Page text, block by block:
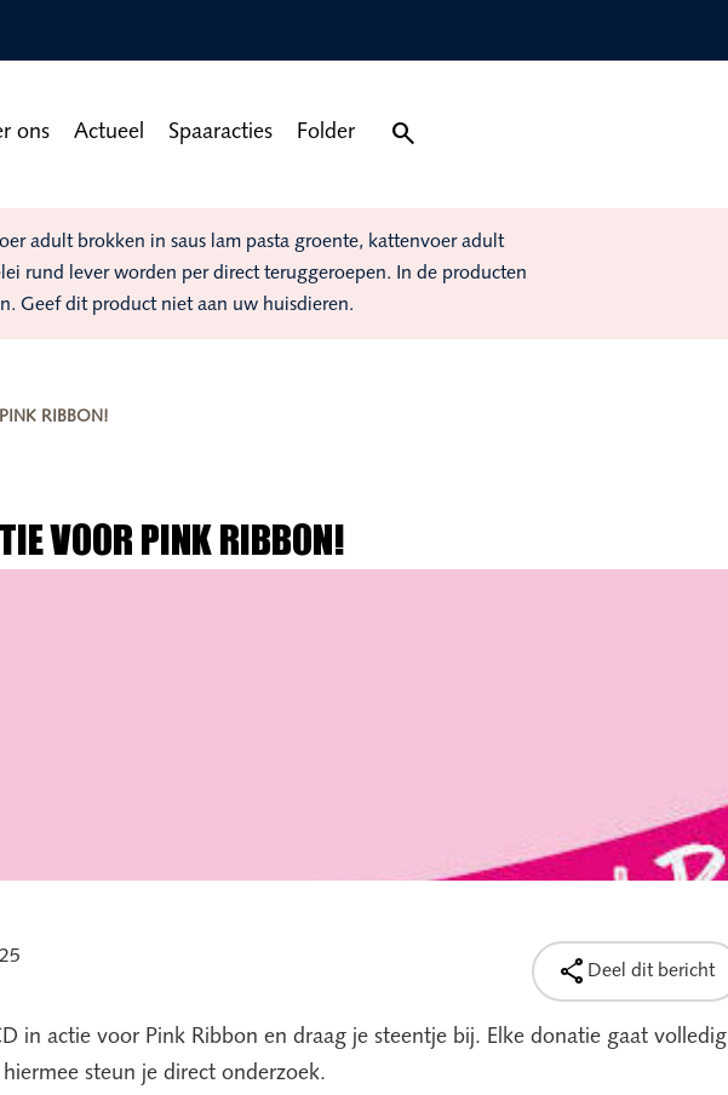
ons Actueel Spaaracties Folder 
adult brokken in saus lam pasta groente, kattenvoer adult
rund lever worden per direct teruggeroepen. In de producten
Geef dit product niet aan uw huisdieren.
RIBBON!
VOOR PINK RIBBON!
 Deel dit bericht
in actie voor Pink Ribbon en draag je steentje bij. Elke donatie gaat volledig
steun je direct onderzoek.